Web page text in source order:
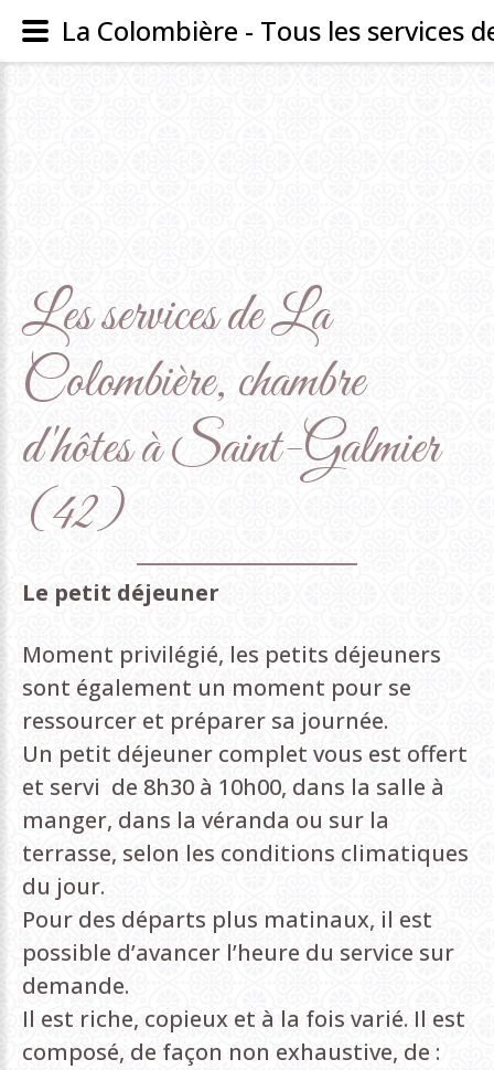
LesservicesdeLa
Colombière, chambre
d'hôtesàSaint-Galmier
(42)
Le petit déjeuner
Moment privilégié, les petits déjeuners
sont également un moment pour se
ressourcer et préparer sa journée.
Un petit déjeuner complet vous est offert
et servi de 8h30 à 10h00, dans la salle à
manger, dans la véranda ou sur la
terrasse, selon les conditions climatiques
du jour.
Pour des départs plus matinaux, il est
possible d’avancer l’heure du service sur
demande.
Il est riche, copieux et à la fois varié. Il est
composé, de façon non exhaustive, de :